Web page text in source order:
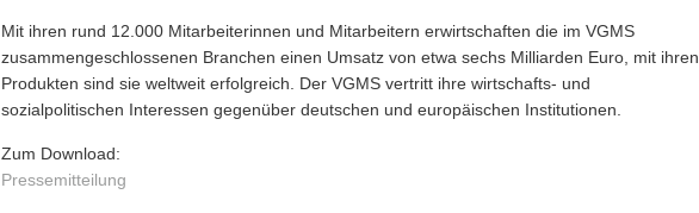
Mit ihren rund 12.000 Mitarbeiterinnen und Mitarbeitern erwirtschaften die im VGMS
zusammengeschlossenen Branchen einen Umsatz von etwa sechs Milliarden Euro, mit ihren
Produkten sind sie weltweit erfolgreich. Der VGMS vertritt ihre wirtschafts- und
sozialpolitischen Interessen gegenüber deutschen und europäischen Institutionen.
Zum Download:
Pressemitteilung